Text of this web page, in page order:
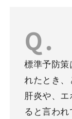
標準予防策
れたとき、
肝炎や、
ると言わ